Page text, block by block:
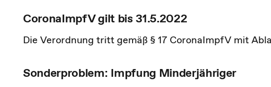
CoronaImpfV gilt bis 31.5.2022
Die Verordnung tritt gemäß § 17 CoronaImpfV mit
Sonderproblem: Impfung Minderjähriger